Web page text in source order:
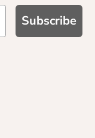
Subscribe